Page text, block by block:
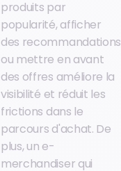
produits par
popularité, afficher
des recommandations
ou mettre en avant
des offres améliore la
visibilité et réduit les
frictions dans le
parcours d'achat. De
plus, un e-
merchandiser qui